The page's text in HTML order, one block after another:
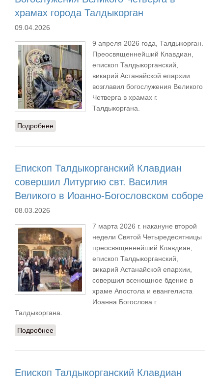
храмах города Талдыкорган
09.04.2026
9 апреля 2026 года, Талдыкорган.
Преосвященнейший Клавдиан,
епископ Талдыкорганский,
викарий Астанайской епархии
возглавил богослужения Великого
Четверга в храмах г.
Талдыкоргана.
Подробнее
Епископ Талдыкорганский Клавдиан
совершил Литургию свт. Василия
Великого в Иоанно-Богословском соборе
08.03.2026
7 марта 2026 г. накануне второй
недели Святой Четыредесятницы
преосвященнейший Клавдиан,
епископ Талдыкорганский,
викарий Астанайской епархии,
совершил всенощное бдение в
храме Апостола и евангелиста
Иоанна Богослова г.
Талдыкоргана.
Подробнее
Богословском соборе
Епископ Талдыкорганский Клавдиан